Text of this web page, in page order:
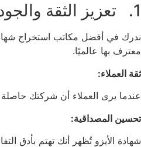
1. تعزيز الثقة والجودة
معترف بها عالميًا.
ثقة العملاء:
عندما يرى العملاء أن شركتك حاصلة
تحسين المصداقية:
شهادة الأيزو تُظهر أنك تهتم بأدق